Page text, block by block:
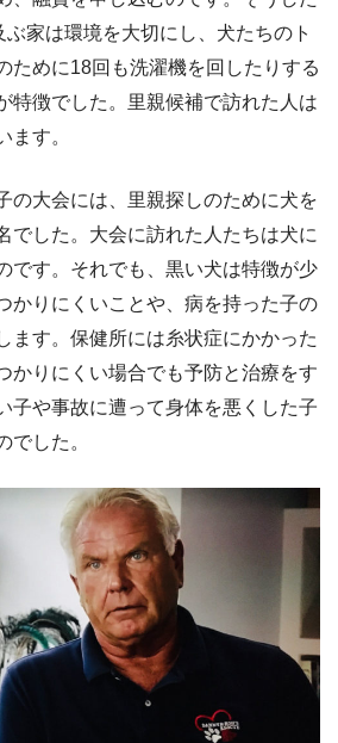
家は環境を大切にし、犬たちのト
ために18回も洗濯機を回したりする
特徴でした。里親候補で訪れた人は
ます。
の大会には、里親探しのために犬を
でした。大会に訪れた人たちは犬に
です。それでも、黒い犬は特徴が少
かりにくいことや、病を持った子の
ます。保健所には糸状症にかかった
かりにくい場合でも予防と治療をす
子や事故に遭って身体を悪くした子
でした。